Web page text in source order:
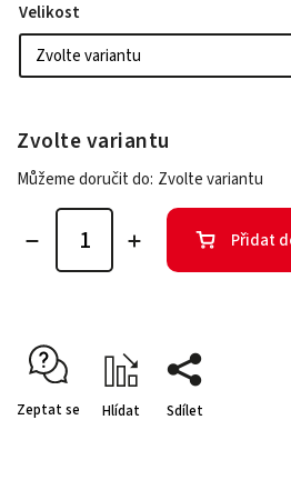
Velikost
Zvolte variantu
Můžeme doručit do: Zvolte variantu
Přidat
Zeptat se Hlídat Sdílet